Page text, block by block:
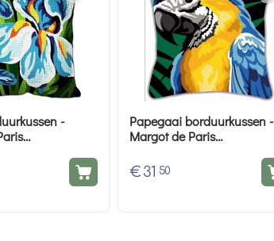
-
Papegaai borduurkussen -
Margot de Paris
€ 31 50